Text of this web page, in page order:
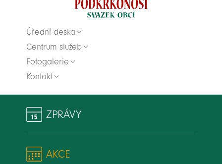
Úřední deska
Centrum služeb
Fotogalerie
Kontakt
ZPRÁVY
AKCE